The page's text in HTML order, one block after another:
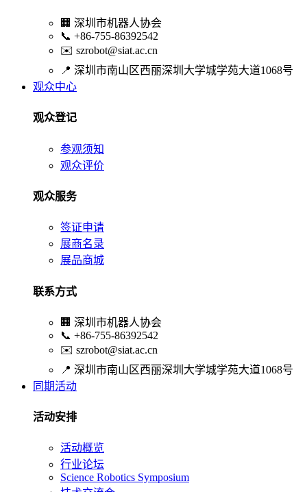
🏢 深圳市机器人协会
📞 +86-755-86392542
✉️ szrobot@siat.ac.cn
📍 深圳市南山区西丽深圳大学城学苑大道1068号
观众中心
观众登记
参观须知
观众评价
观众服务
签证申请
展商名录
展品商城
联系方式
🏢 深圳市机器人协会
📞 +86-755-86392542
✉️ szrobot@siat.ac.cn
📍 深圳市南山区西丽深圳大学城学苑大道1068号
同期活动
活动安排
活动概览
行业论坛
Science Robotics Symposium